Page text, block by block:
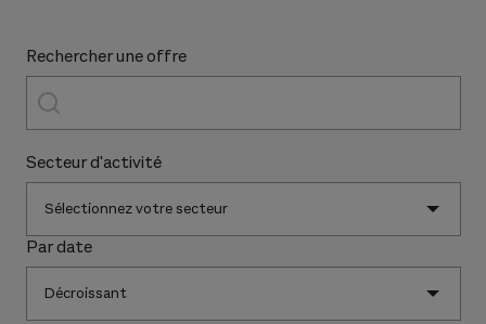
Rechercher une offre
Secteur d'activité
Par date